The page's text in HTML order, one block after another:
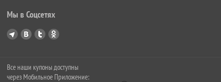
Мы в Соцсетях
Все наши купоны доступны
через Мобильное Приложение: